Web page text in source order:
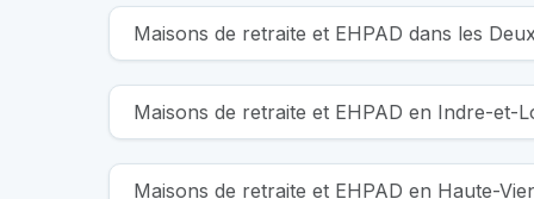
Maisons de retraite et EHPAD dans les
Maisons de retraite et EHPAD en Indre-et-
Maisons de retraite et EHPAD en Haute-